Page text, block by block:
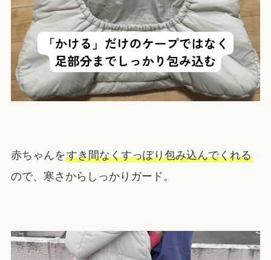
赤ちゃんをすき間なくすっぽり包み込んでくれる
ので、寒さからしっかりガード。